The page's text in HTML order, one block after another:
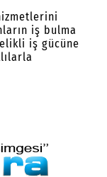
iş bulma
iş gücüne